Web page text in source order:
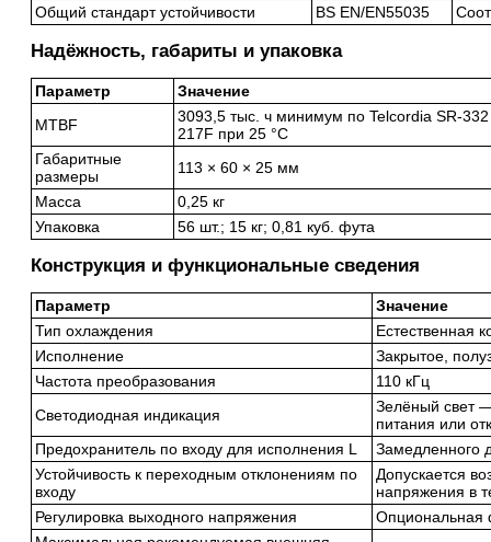
Общий стандарт устойчивости
BS EN/EN55035
Надёжность, габариты и упаковка
Параметр
Значение
MTBF
3093,5 тыс. ч минимум по Telcordia SR-
217F при 25 °C
Габаритные
размеры
113 × 60 × 25 мм
Масса
0,25 кг
Упаковка
56 шт.; 15 кг; 0,81 куб. фута
Конструкция и функциональные сведения
Параметр
Значение
Тип охлаждения
Естественная
Исполнение
Закрытое,
Частота преобразования
110 кГц
Светодиодная индикация
Зелёный свет
питания или
Предохранитель по входу для исполнения L
Замедленного
Устойчивость к переходным отклонениям по
входу
Допускается
напряжения в
Регулировка выходного напряжения
Опциональная